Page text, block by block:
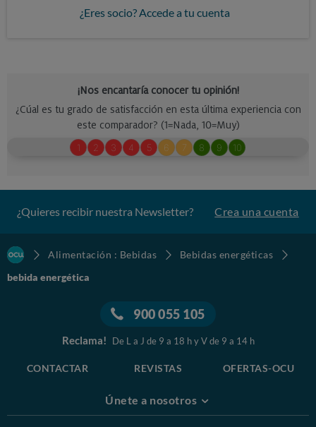
¿Eres socio? Accede a tu cuenta
¿Quieres recibir nuestra Newsletter? Crea una cuenta
Alimentación : Bebidas
Bebidas energéticas
bebida energética
900 055 105
Reclama! De L a J de 9 a 18 h y V de 9 a 14 h
CONTACTAR REVISTAS OFERTAS-OCU
Únete a nosotros